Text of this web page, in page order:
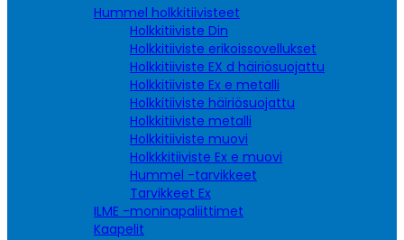
Hummel holkkitiivisteet
Holkkitiiviste Din
Holkkitiiviste erikoissovellukset
Holkkitiiviste EX d häiriösuojattu
Holkkitiiviste Ex e metalli
Holkkitiiviste häiriösuojattu
Holkkitiiviste metalli
Holkkitiiviste muovi
Holkkkitiiviste Ex e muovi
Hummel -tarvikkeet
Tarvikkeet Ex
ILME -moninapaliittimet
Kaapelit